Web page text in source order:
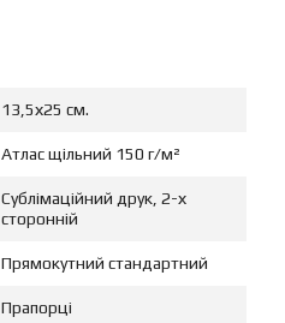
13,5х25 см.
Атлас щільний 150 г/м²
Сублімаційний друк, 2-х
сторонній
Прямокутний стандартний
Прапорці